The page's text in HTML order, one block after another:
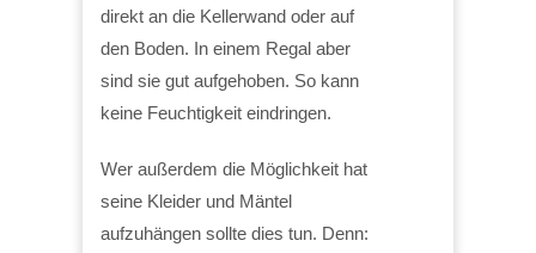
direkt an die Kellerwand oder auf
den Boden. In einem Regal aber
sind sie gut aufgehoben. So kann
keine Feuchtigkeit eindringen.
Wer außerdem die Möglichkeit hat
seine Kleider und Mäntel
aufzuhängen sollte dies tun. Denn: